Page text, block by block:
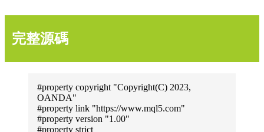
完整源碼
#property copyright "Copyright(C) 2023,
OANDA"
#property link "https://www.mql5.com"
#property version "1.00"
#property strict